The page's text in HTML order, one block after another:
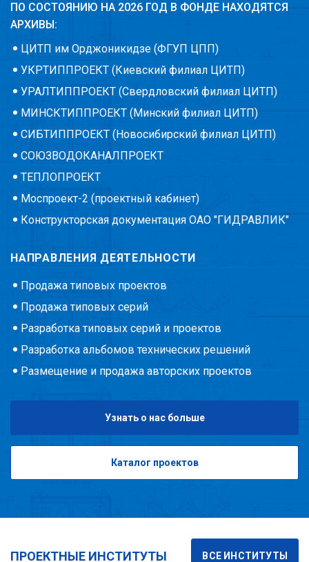
ПО СОСТОЯНИЮ НА 2026 ГОД В ФОНДЕ НАХОДЯТСЯ
АРХИВЫ:
ЦИТП им Орджоникидзе (ФГУП ЦПП)
УКРТИППРОЕКТ (Киевский филиал ЦИТП)
УРАЛТИППРОЕКТ (Свердловский филиал ЦИТП)
МИНСКТИППРОЕКТ (Минский филиал ЦИТП)
СИБТИППРОЕКТ (Новосибирский филиал ЦИТП)
СОЮЗВОДОКАНАЛПРОЕКТ
ТЕПЛОПРОЕКТ
Моспроект-2 (проектный кабинет)
Конструкторская документация ОАО "ГИДРАВЛИК"
НАПРАВЛЕНИЯ ДЕЯТЕЛЬНОСТИ
Продажа типовых проектов
Продажа типовых серий
Разработка типовых серий и проектов
Разработка альбомов технических решений
Размещение и продажа авторских проектов
Узнать о нас больше
Каталог проектов
ПРОЕКТНЫЕ ИНСТИТУТЫ ВСЕ ИНСТИТУТЫ